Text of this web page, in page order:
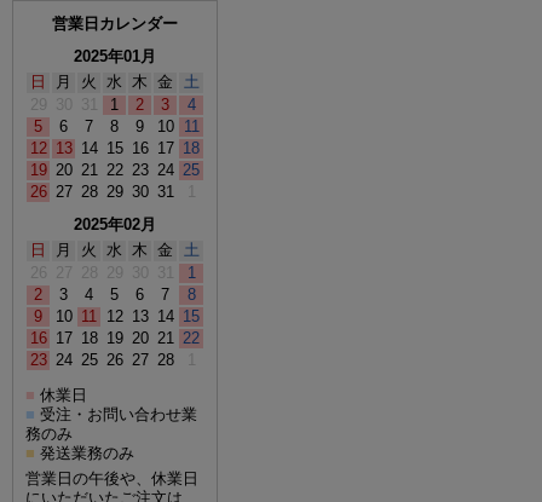
営業日カレンダー
2025年01月
日
月 火 水 木 金
土
29
30 31 1 2 3
4
5
6 7 8 9 10
11
12 13 14 15 16 17 18
19 20 21 22 23 24 25
26 27 28 29 30 31
1
2025年02月
日
月 火 水 木 金
土
26
27 28 29 30 31
1
2
3 4 5 6 7
8
9
10 11 12 13 14 15
16 17 18 19 20 21 22
23 24 25 26 27 28 1
■ 休業日
■ 受注・お問い合わせ業
務のみ
■ 発送業務のみ
営業日の午後や、休業日
にいただいたご注文は、